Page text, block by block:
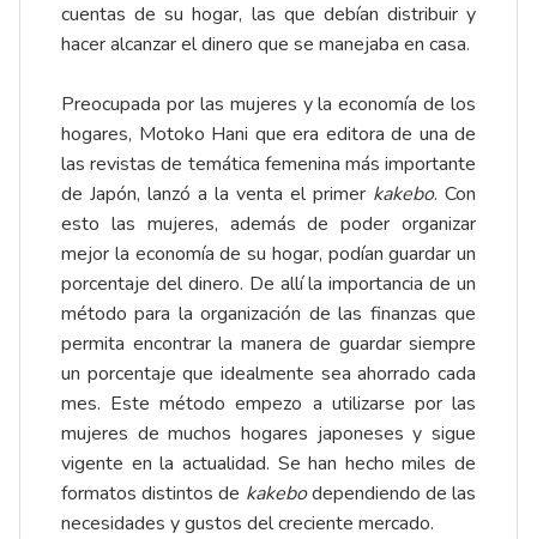
cuentas de su hogar, las que debían distribuir y
hacer alcanzar el dinero que se manejaba en casa.
Preocupada por las mujeres y la economía de los
hogares, Motoko Hani que era editora de una de
las revistas de temática femenina más importante
de Japón, lanzó a la venta el primer kakebo. Con
esto las mujeres, además de poder organizar
mejor la economía de su hogar, podían guardar un
porcentaje del dinero. De allí la importancia de un
método para la organización de las finanzas que
permita encontrar la manera de guardar siempre
un porcentaje que idealmente sea ahorrado cada
mes. Este método empezo a utilizarse por las
mujeres de muchos hogares japoneses y sigue
vigente en la actualidad. Se han hecho miles de
formatos distintos de kakebodependiendo de las
necesidades y gustos del creciente mercado.